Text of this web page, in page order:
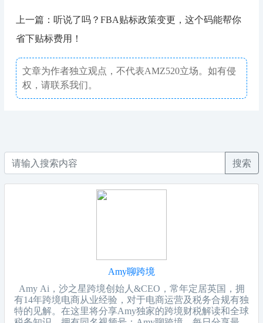
上一篇：听说了吗？FBA贴标政策变更，这个码能帮你
省下贴标费用！
文章为作者独立观点，不代表AMZ520立场。如有侵
权，请联系我们。
搜索
Amy聊跨境
Amy Ai，沙之星跨境创始人&CEO，常年定居英国，拥
有14年跨境电商从业经验，对于电商运营及税务合规有独
特的见解。在这里将分享Amy独家的跨境财税解读和全球